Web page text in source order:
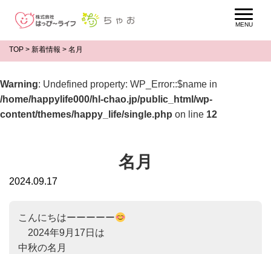
TOP > 新着情報 > 名月
Warning: Undefined property: WP_Error::$name in
/home/happylife000/hl-chao.jp/public_html/wp-
content/themes/happy_life/single.php on line 12
名月
2024.09.17
こんにちはーーーーー
2024年9月17日は
中秋の名月